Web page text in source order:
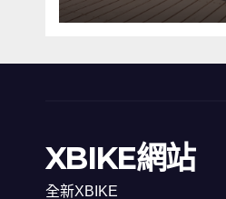
XBIKE網站
全新XBIKE